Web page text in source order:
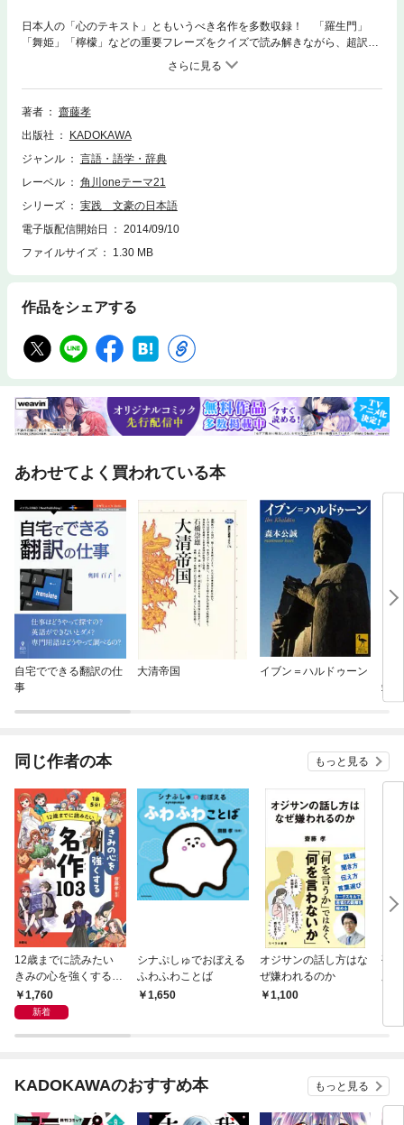
日本人の「心のテキスト」ともいうべき名作を多数収録！ 「羅生門」
「舞姫」「檸檬」などの重要フレーズをクイズで読み解きながら、超訳で
物語を把握しよう。味わい深い日本語力があなたのものになる画期的クイ
著者
齋藤孝
出版社
KADOKAWA
ジャンル
言語・語学・辞典
レーベル
角川oneテーマ21
シリーズ
実践 文豪の日本語
電子版配信開始日
2014/09/10
ファイルサイズ
1.30 MB
作品をシェアする
あわせてよく買われている本
自宅でできる翻訳の仕
事
大清帝国 イブン＝ハルドゥーン
端
史
同じ作者の本 もっと見る
12歳までに読みたい
きみの心を強くする名
作103
1,760
新着
シナぷしゅでおぼえる
ふわふわことば
1,650
オジサンの話し方はな
ぜ嫌われるのか
1,100
孤
KADOKAWAのおすすめ本 もっと見る